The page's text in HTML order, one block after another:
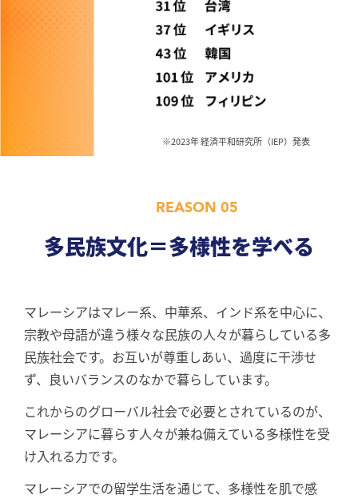
※2023年 経済平和研究所（IEP）発表
REASON 05
多民族文化＝多様性を学べる
マレーシアはマレー系、中華系、インド系を中⼼に、
宗教や⺟語が違う様々な⺠族の⼈々が暮らしている多
⺠族社会です。お互いが尊重しあい、過度に⼲渉せ
ず、良いバランスのなかで暮らしています。
これからのグローバル社会で必要とされているのが、
マレーシアに暮らす⼈々が兼ね備えている多様性を受
け⼊れる⼒です。
マレーシアでの留学⽣活を通じて、多様性を肌で感